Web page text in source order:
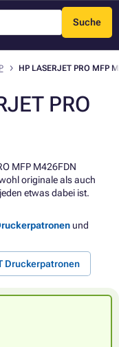
Suche
Menü
HP LASERJET PRO MFP
PRO
MFP M426FDN
originale als auch
etwas dabei ist.
und
Druckerpatronen